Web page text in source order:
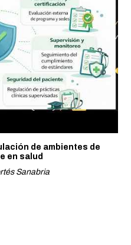
de ambientes de
en salud
Sanabria